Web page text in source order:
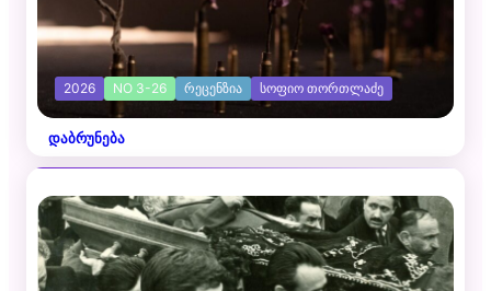
2026 NO 3-26 ᲠᲔᲪᲔᲜᲖᲘᲐ ᲡᲝᲤᲘᲝ ᲗᲝᲠᲗᲚᲐᲫᲔ
დაბრუნება